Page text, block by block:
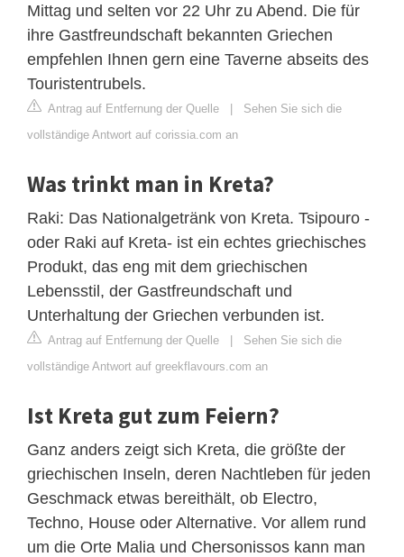
Mittag und selten vor 22 Uhr zu Abend. Die für
ihre Gastfreundschaft bekannten Griechen
empfehlen Ihnen gern eine Taverne abseits des
Touristentrubels.
Antrag auf Entfernung der Quelle | Sehen Sie sich die
vollständige Antwort auf corissia.com an
Was trinkt man in Kreta?
Raki: Das Nationalgetränk von Kreta. Tsipouro -
oder Raki auf Kreta- ist ein echtes griechisches
Produkt, das eng mit dem griechischen
Lebensstil, der Gastfreundschaft und
Unterhaltung der Griechen verbunden ist.
Antrag auf Entfernung der Quelle | Sehen Sie sich die
vollständige Antwort auf greekflavours.com an
Ist Kreta gut zum Feiern?
Ganz anders zeigt sich Kreta, die größte der
griechischen Inseln, deren Nachtleben für jeden
Geschmack etwas bereithält, ob Electro,
Techno, House oder Alternative. Vor allem rund
um die Orte Malia und Chersonissos kann man